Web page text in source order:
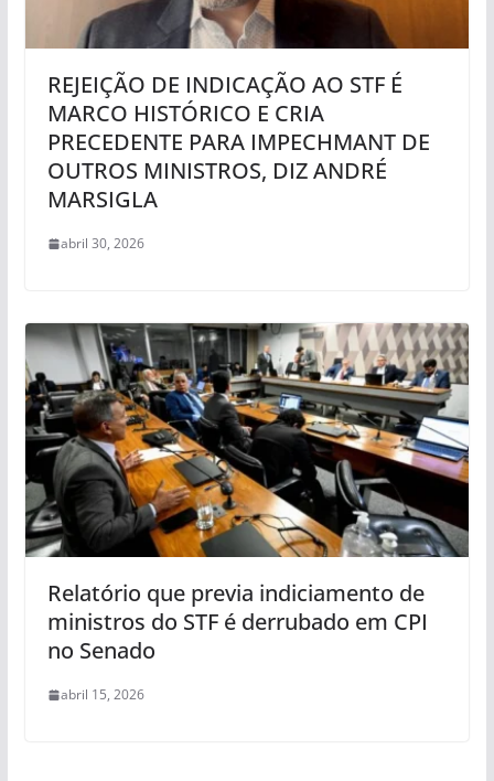
REJEIÇÃO DE INDICAÇÃO AO STF É
MARCO HISTÓRICO E CRIA
PRECEDENTE PARA IMPECHMANT DE
OUTROS MINISTROS, DIZ ANDRÉ
MARSIGLA
abril 30, 2026
Relatório que previa indiciamento de
ministros do STF é derrubado em CPI
no Senado
abril 15, 2026